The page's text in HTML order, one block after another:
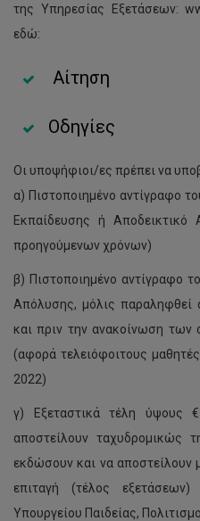
της Υπηρεσίας Εξετάσεων:
εδώ:
Αίτηση
Οδηγίες
Οι υποψήφιοι/ες πρέπει να
α) Πιστοποιημένο αντίγραφο
Εκπαίδευσης ή
προηγούμενων χρόνων)
β) Πιστοποιημένο αντίγραφο
Απόλυσης, μόλις παραληφθεί
και πριν την ανακοίνωση
(αφορά τελειόφοιτους
2022)
γ) Εξεταστικά τέλη ύψους
αποστείλουν ταχυδρομικώς
εκδώσουν και να αποστείλουν
επιταγή (τέλος
Υπουργείου Παιδείας,